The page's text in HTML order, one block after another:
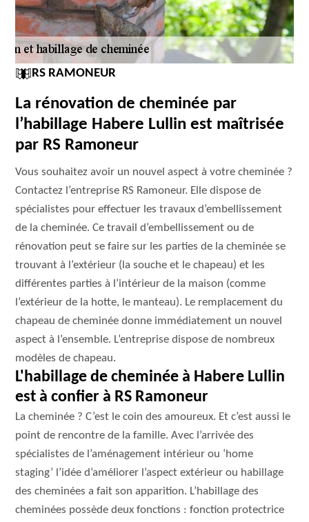
RS RAMONEUR
La rénovation de cheminée par
l’habillage Habere Lullin est maîtrisée
par RS Ramoneur
Vous souhaitez avoir un nouvel aspect à votre cheminée ?
Contactez l’entreprise RS Ramoneur. Elle dispose de
spécialistes pour effectuer les travaux d’embellissement
de la cheminée. Ce travail d’embellissement ou de
rénovation peut se faire sur les parties de la cheminée se
trouvant à l’extérieur (la souche et le chapeau) et les
différentes parties à l’intérieur de la maison (comme
l’extérieur de la hotte, le manteau). Le remplacement du
chapeau de cheminée donne immédiatement un nouvel
aspect à l’ensemble. L’entreprise dispose de nombreux
modèles de chapeau.
L'habillage de cheminée à Habere Lullin
est à confier à RS Ramoneur
La cheminée ? C’est le coin des amoureux. Et c’est aussi le
point de rencontre de la famille. Avec l’arrivée des
spécialistes de l’aménagement intérieur ou ‘home
staging’ l’idée d’améliorer l’aspect extérieur ou habillage
des cheminées a fait son apparition. L’habillage des
cheminées possède deux fonctions : fonction protectrice